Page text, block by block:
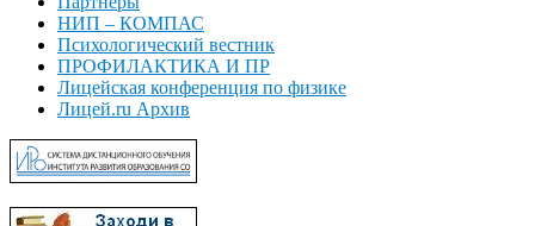
НИП – КОМПАС
Психологический вестник
ПРОФИЛАКТИКА И ПР
Лицейская конференция по физике
Лицей.ru Архив